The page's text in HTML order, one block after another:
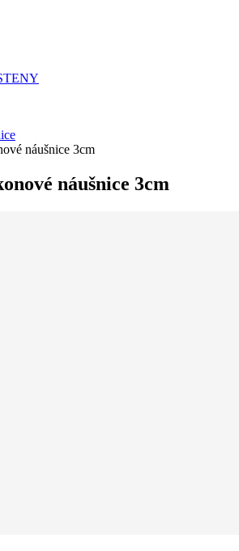
náušnice 3cm
náušnice 3cm